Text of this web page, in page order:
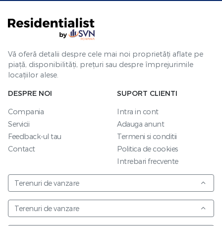
Vă oferă detalii despre cele mai noi proprietăți aflate pe
piață, disponibilități, prețuri sau despre împrejurimile
locațiilor alese.
DESPRE NOI
Compania
Servicii
Feedback-ul tau
Contact
SUPORT CLIENTI
Intra in cont
Adauga anunt
Termeni si conditii
Politica de cookies
Intrebari frecvente
Terenuri de vanzare
Terenuri de vanzare